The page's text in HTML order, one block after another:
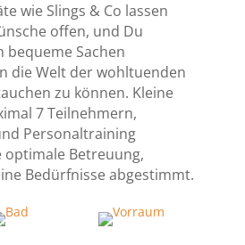
wie Slings & Co lassen
offen, und Du
bequeme Sachen
die Welt der wohltuenden
zu können. Kleine
7 Teilnehmern,
Personaltraining
optimale Betreuung,
Bedürfnisse abgestimmt.